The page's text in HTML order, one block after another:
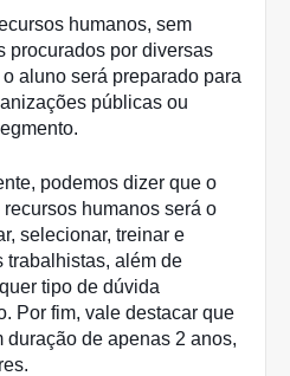
humanos, sem
procurados por diversas
aluno será preparado para
públicas ou
podemos dizer que o
humanos será o
selecionar, treinar e
trabalhistas, além de
tipo de dúvida
Por fim, vale destacar que
duração de apenas 2 anos,